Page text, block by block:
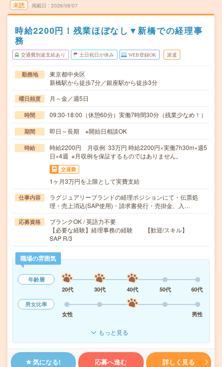
未読 掲載日 2026/08/07
時給2200円！残業ほぼなし▼新橋での経理事
務
交通費別途支給あり 土日祝日が休み WEB登録OK 派遣
勤務地
東京都中央区
新橋駅から徒歩7分／銀座駅から徒歩3分
曜日頻度 月～金／週5日
時間 09:30-18:00（休憩60分）実働7時間30分（残業少なめ！）
期間 即日～長期 ※開始日相談OK
時給
時給2200円 月収例 33万円 時給2200円×実働7h30m×週5
日×4週 ※月収例を保証するものではありません。
交通費
1ヶ月3万円を上限として実費支給
仕事内容
ラグジュアリーブランドの経理ポジションにて・伝票処
理・売上消込(SAP使用)・請求書発行・売掛金、入…
応募資格
ブランクOK / 英語力不要
【必要な経験】経理事務の経験 【歓迎/スキル】
SAP R/3
職場の雰囲気
年齢層
20代
30代 40代 50代
60代
男女比率
女性
男性
もっと見る
気になる! 応募へ進む 詳しく見る